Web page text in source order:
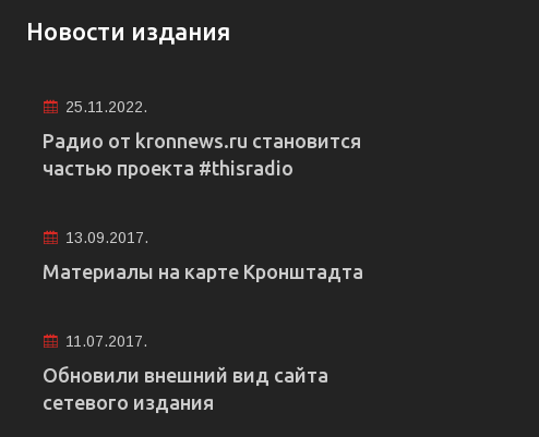
Новости издания
25.11.2022.
Радио от kronnews.ru становится
частью проекта #thisradio
13.09.2017.
Материалы на карте Кронштадта
11.07.2017.
Обновили внешний вид сайта
сетевого издания